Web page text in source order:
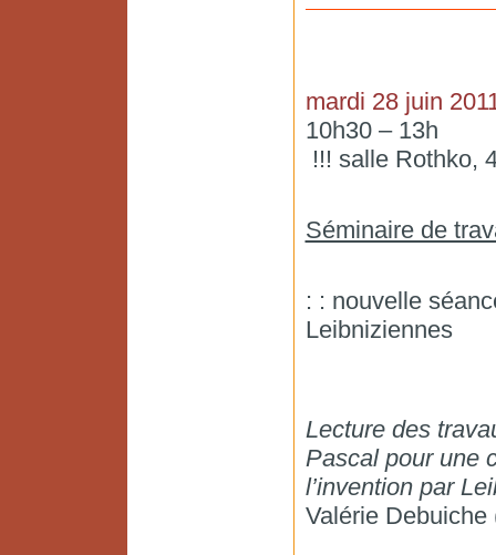
mardi 28 juin
10h30 – 13h
!!! salle Rothko,
Séminaire de
: : nouvelle
Leibniziennes
Lecture des
Pascal pour une
l’invention par
Valérie Debuiche